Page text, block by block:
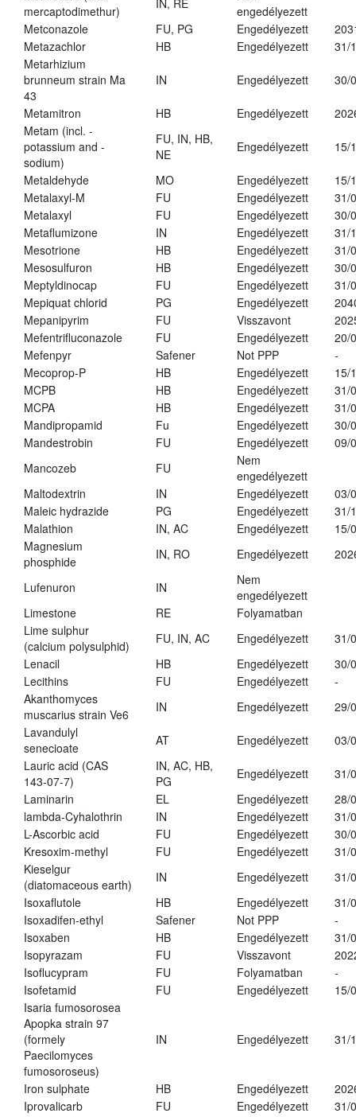
mercaptodimethur)
IN, RE
engedélyezett
Metconazole
FU, PG Engedélyezett
Metazachlor
HB Engedélyezett
31/
Metarhizium
brunneum strain Ma
43
IN Engedélyezett 30/
Metamitron HB Engedélyezett
Metam (incl. -
potassium and -
sodium)
FU, IN, HB,
NE
Engedélyezett 15/
Metaldehyde MO Engedélyezett
15/
Metalaxyl-M
FU Engedélyezett
31/
Metalaxyl
FU Engedélyezett
30/
Metaflumizone
IN Engedélyezett
31/
Mesotrione
HB Engedélyezett
31/
Mesosulfuron
HB Engedélyezett
30/
Meptyldinocap
FU Engedélyezett
31/
Mepiquat chlorid
PG Engedélyezett
Mepanipyrim
FU Visszavont
Mefentrifluconazole
FU Engedélyezett
20/
Mefenpyr
Safener Not PPP
-
Mecoprop-P
HB Engedélyezett
15/
MCPB
HB Engedélyezett
31/
MCPA
HB Engedélyezett
31/
Mandipropamid
Fu Engedélyezett
30/
Mandestrobin
FU Engedélyezett
09/
Mancozeb
FU
Nem
engedélyezett
Maltodextrin
IN Engedélyezett
03/
Maleic hydrazide
PG Engedélyezett
31/
Malathion
IN, AC Engedélyezett
15/
Magnesium
phosphide
IN, RO Engedélyezett
Lufenuron IN
Nem
engedélyezett
Limestone
RE
Folyamatban
Lime sulphur
(calcium polysulphid)
FU, IN, AC Engedélyezett
31/
Lenacil
HB Engedélyezett
30/
Lecithins
FU Engedélyezett
-
Akanthomyces
muscarius strain Ve6
IN Engedélyezett
29/
Lavandulyl
senecioate
AT Engedélyezett
03/
Lauric acid (CAS
143-07-7)
IN, AC, HB,
PG
Engedélyezett
31/
Laminarin
EL Engedélyezett
28/
lambda-Cyhalothrin
IN Engedélyezett
31/
L-Ascorbic acid
FU Engedélyezett
30/
Kresoxim-methyl
FU Engedélyezett
31/
Kieselgur
(diatomaceous earth)
IN Engedélyezett
31/
Isoxaflutole
HB Engedélyezett
31/
Isoxadifen-ethyl
Safener Not PPP
-
Isoxaben
HB Engedélyezett
31/
Isopyrazam
FU Visszavont
Isoflucypram
FU Folyamatban
-
Isofetamid
FU Engedélyezett
15/
Isaria fumosorosea
Apopka strain 97
(formely
Paecilomyces
fumosoroseus)
IN Engedélyezett 31/
Iron sulphate HB Engedélyezett
Iprovalicarb
FU Engedélyezett
31/